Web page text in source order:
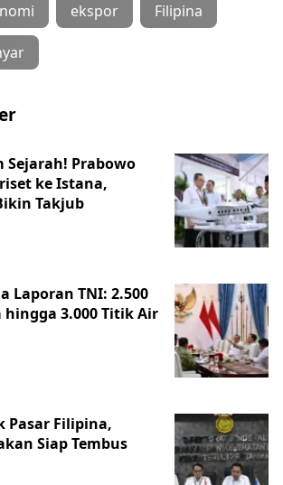
ekspor Filipina
Sejarah! Prabowo
ke Istana,
Takjub
Laporan TNI: 2.500
hingga 3.000 Titik Air
Pasar Filipina,
Siap Tembus